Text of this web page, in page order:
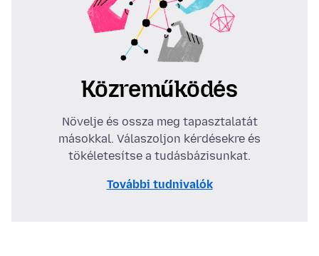
Közreműködés
Növelje és ossza meg tapasztalatát
másokkal. Válaszoljon kérdésekre és
tökéletesítse a tudásbázisunkat.
További tudnivalók